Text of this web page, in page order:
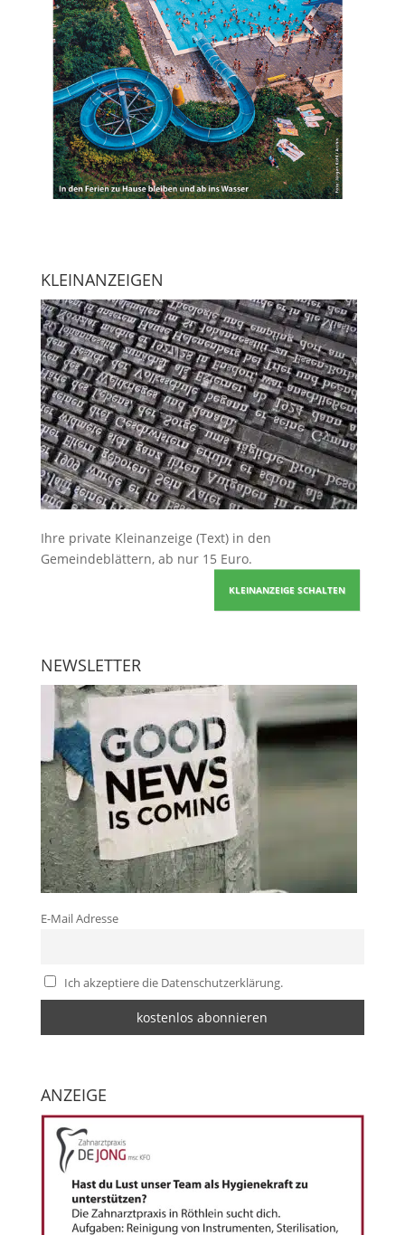
KLEINANZEIGEN
Ihre private Kleinanzeige (Text) in den
Gemeindeblättern, ab nur 15 Euro.
KLEINANZEIGE SCHALTEN
NEWSLETTER
E-Mail Adresse
Ich akzeptiere die Datenschutzerklärung.
ANZEIGE